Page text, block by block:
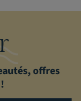
offres